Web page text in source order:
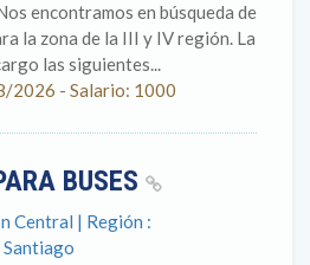
encontramos en búsqueda de
la zona de la III y IV región. La
las siguientes...
2026 - Salario: 1000
BUSES
Central | Región :